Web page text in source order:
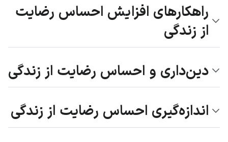
راهکارهای افزایش احساس رضایت
از زندگی
دین‌داری و احساس رضایت از زندگی
اندازه‌گیری احساس رضایت از زندگی